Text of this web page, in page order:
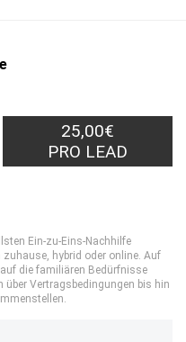
25,00€
PRO LEAD
Ein-zu-Eins-Nachhilfe
zuhause, hybrid oder online. Auf
die familiären Bedürfnisse
über Vertragsbedingungen bis hin